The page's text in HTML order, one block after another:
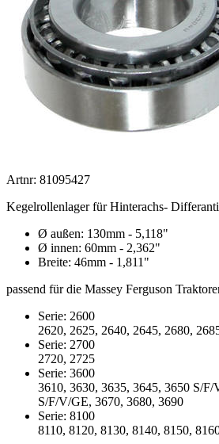
Artnr: 81095427
Kegelrollenlager für Hinterachs-
Ø außen: 130mm - 5,118"
Ø innen: 60mm - 2,362"
Breite: 46mm - 1,811"
passend für die Massey Ferguson
Serie: 2600
2620, 2625, 2640, 2645, 2680,
Serie: 2700
2720, 2725
Serie: 3600
3610, 3630, 3635, 3645, 3650 S/
S/F/V/GE, 3670, 3680, 3690
Serie: 8100
8110, 8120, 8130, 8140, 8150,